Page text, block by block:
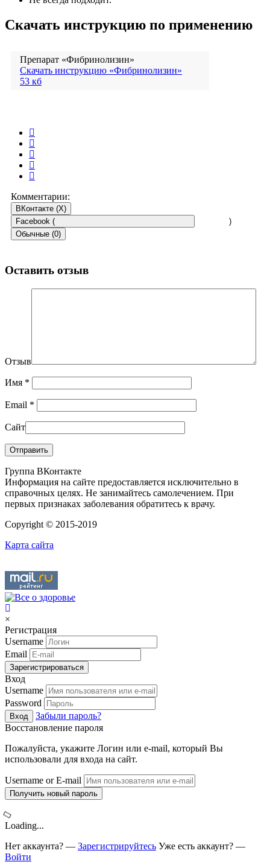
Скачать инструкцию по применению
Препарат «Фибринолизин»
Скачать инструкцию «Фибринолизин»
53 кб
Комментарии:
ВКонтакте (X)
Facebook (
)
Обычные (0)
Оставить отзыв
Отзыв
Имя *
Email *
Сайт
Группа ВКонтакте
Информация на сайте предоставляется исключительно в
справочных целях. Не занимайтесь самолечением. При
первых признаках заболевания обратитесь к врачу.
Copyright © 2015-2019
Карта сайта
×
Регистрация
Username
Email
Зарегистрироваться
Вход
Username
Password
Вход
Забыли пароль?
Восстановление пароля
Пожалуйста, укажите Логин или e-mail, который Вы
использовали для входа на сайт.
Username or E-mail
Получить новый пароль
Loading...
Нет аккаунта? — Зарегистрируйтесь Уже есть аккаунт? —
Войти